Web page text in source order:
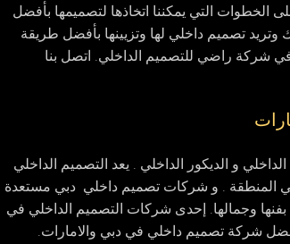
التي يمكننا اتخاذها لتصميمها بأفضل
تصميم داخلي لها وتزيينها بأفضل طريقة
في شركة راضي للتصميم الداخلي. اتصل بنا
و الديكور الداخلي . يعد التصميم الداخلي
في المنطقة . و شركات تصميم داخلي دبي مستعدة
بفنها وجمالها. إحدى شركات التصميم الداخلي في
شركة تصميم داخلي في دبي والامارات.